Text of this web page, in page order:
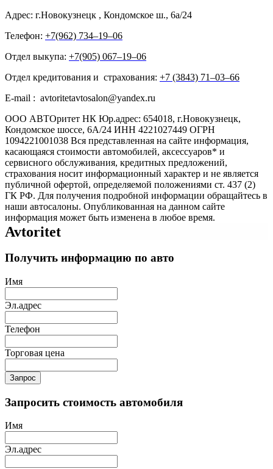
Адрес: г.Новокузнецк , Кондомское ш., 6а/24
Телефон: +7(962) 734‒19‒06
Отдел выкупа: +7(905) 067‒19‒06
Отдел кредитования и страхования: +7 (3843) 71‒03‒66
E-mail : avtoritetavtosalon@yandex.ru
ООО АВТОритет НК Юр.адрес: 654018, г.Новокузнецк,
Кондомское шоссе, 6А/24 ИНН 4221027449 ОГРН
1094221001038 Вся представленная на сайте информация,
касающаяся стоимости автомобилей, аксессуаров* и
сервисного обслуживания, кредитных предложений,
страхования носит информационный характер и не является
публичной офертой, определяемой положениями ст. 437 (2)
ГК РФ. Для получения подробной информации обращайтесь в
наши автосалоны. Опубликованная на данном сайте
информация может быть изменена в любое время.
Avtoritet
Получить информацию по авто
Имя
Эл.адрес
Телефон
Торговая цена
Запрос
Запросить стоимость автомобиля
Имя
Эл.адрес